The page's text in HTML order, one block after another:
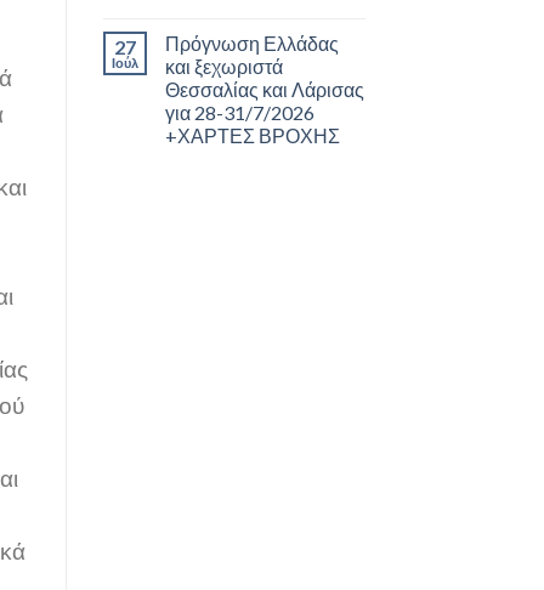
27
Ιούλ
Πρόγνωση Ελλάδας
και ξεχωριστά
Θεσσαλίας και Λάρισας
για 28-31/7/2026
+ΧΑΡΤΕΣ ΒΡΟΧΗΣ